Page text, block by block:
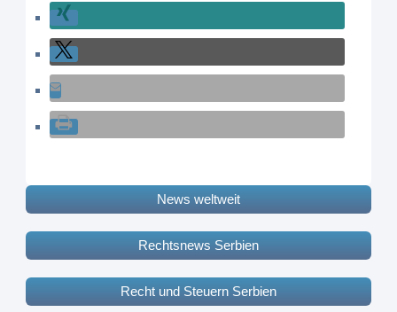
News weltweit
Rechtsnews Serbien
Recht und Steuern Serbien